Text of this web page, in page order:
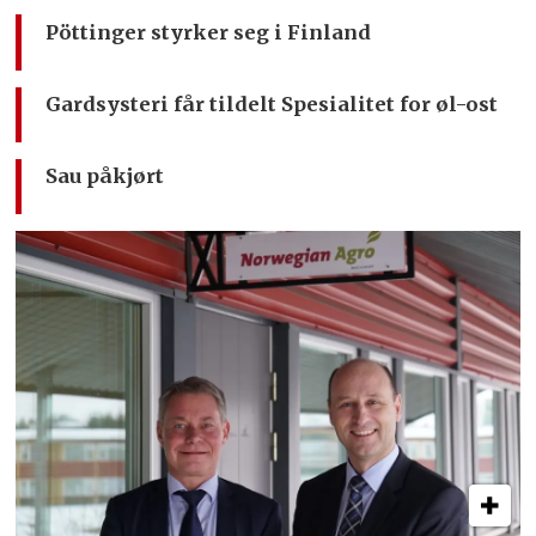
Pöttinger styrker seg i Finland
Gardsysteri får tildelt Spesialitet for øl-ost
Sau påkjørt